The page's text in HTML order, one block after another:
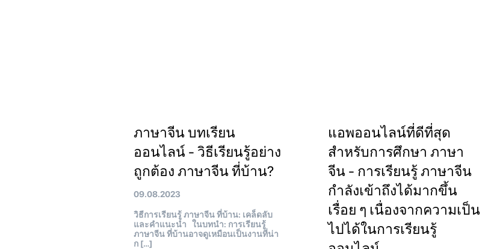
ภาษาจีน บทเรียน
ออนไลน์ - วิธีเรียนรู้อย่าง
ถูกต้อง ภาษาจีน ที่บ้าน?
09.08.2023
วิธีการเรียนรู้ ภาษาจีน ที่บ้าน: เคล็ดลับ
และคำแนะนำ ในบทนำ: การเรียนรู้
ภาษาจีน ที่บ้านอาจดูเหมือนเป็นงานที่น่า
ก […]
แอพออนไลน์ที่ดีที่สุด
สำหรับการศึกษา ภาษา
จีน - การเรียนรู้ ภาษาจีน
กำลังเข้าถึงได้มากขึ้น
เรื่อย ๆ เนื่องจากความเป็น
ไปได้ในการเรียนรู้